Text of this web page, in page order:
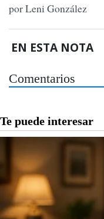
por Leni González
EN ESTA NOTA
Comentarios